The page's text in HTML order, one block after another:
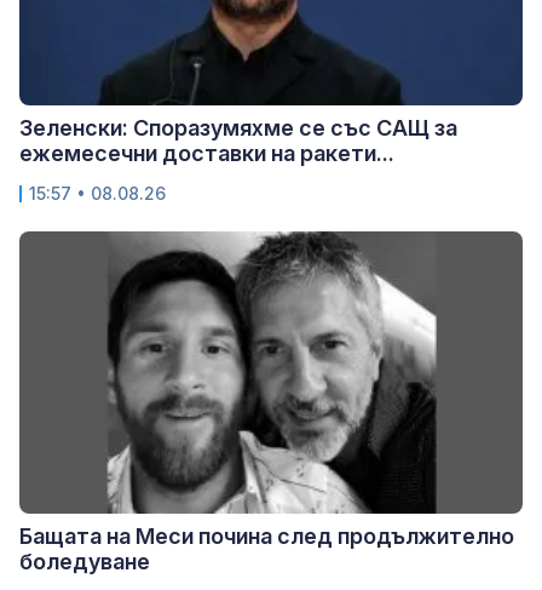
Зеленски: Споразумяхме се със САЩ за
ежемесечни доставки на ракети...
15:57 • 08.08.26
Бащата на Меси почина след продължително
боледуване